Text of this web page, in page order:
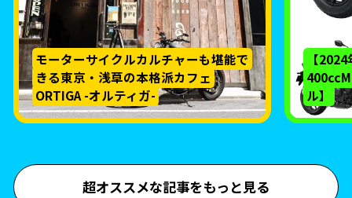
モーターサイクルカルチャーも堪能で
きる東京・浅草の本格派カフェ
ORTIGA -オルティガ-
【
ル】
超オススメな記事をもっと見る